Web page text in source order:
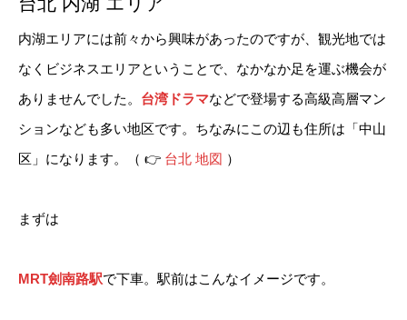
内湖エリアには前々から興味があったのですが、観光地では
なくビジネスエリアということで、なかなか足を運ぶ機会が
ありませんでした。 台湾ドラマなどで登場する高級高層マン
ションなども多い地区です。ちなみにこの辺も住所は「中山
区」になります。（ 👉 台北 地図 ）
まずは
MRT劍南路駅で下車。駅前はこんなイメージです。